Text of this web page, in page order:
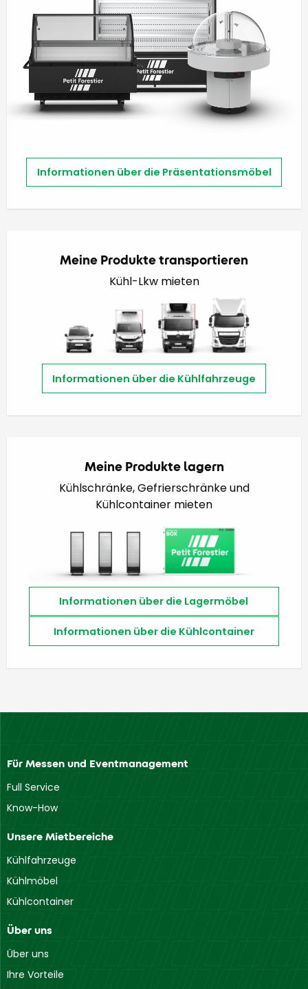
Informationen über die Präsentationsmöbel
Meine Produkte transportieren
Kühl-Lkw mieten
Informationen über die Kühlfahrzeuge
Meine Produkte lagern
Kühlschränke, Gefrierschränke und
Kühlcontainer mieten
Informationen über die Lagermöbel
Informationen über die Kühlcontainer
Für Messen und Eventmanagement
Full Service
Know-How
Unsere Mietbereiche
Kühlfahrzeuge
Kühlmöbel
Kühlcontainer
Über uns
Über uns
Ihre Vorteile